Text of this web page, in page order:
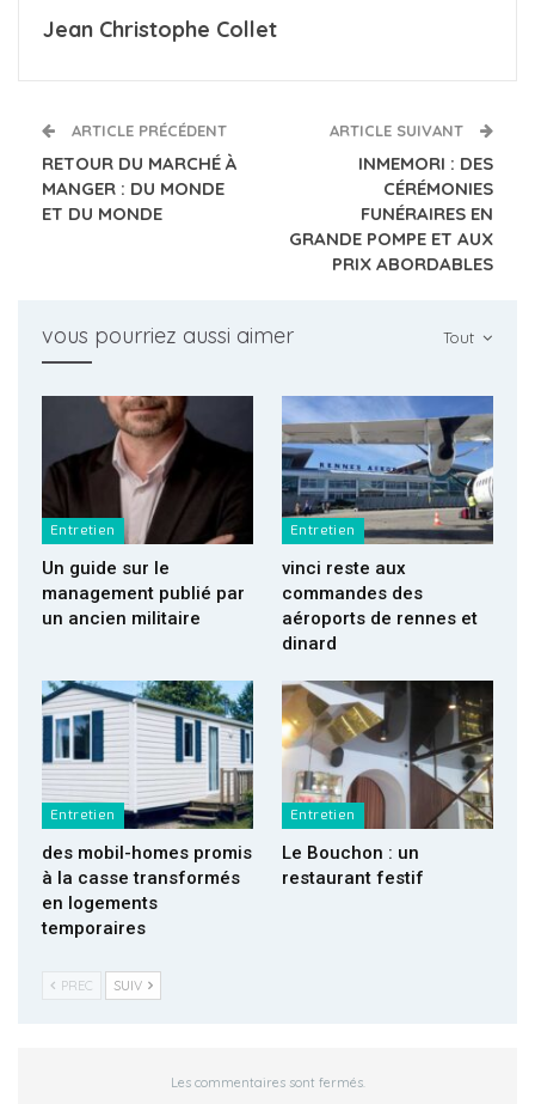
Jean Christophe Collet
ARTICLE PRÉCÉDENT
RETOUR DU MARCHÉ À
MANGER : DU MONDE
ET DU MONDE
ARTICLE SUIVANT
INMEMORI : DES
CÉRÉMONIES
FUNÉRAIRES EN
GRANDE POMPE ET AUX
PRIX ABORDABLES
Tout
vous pourriez aussi aimer
Entretien
Un guide sur le
management publié par
un ancien militaire
Entretien
vinci reste aux
commandes des
aéroports de rennes et
dinard
Entretien
des mobil-homes promis
à la casse transformés
en logements
temporaires
Entretien
Le Bouchon : un
restaurant festif
PREC SUIV
Les commentaires sont fermés.